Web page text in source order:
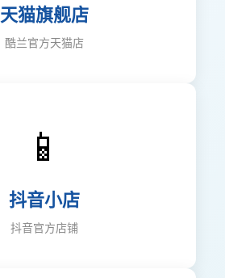
天猫旗舰店
酷兰官方天猫店
📱
抖音小店
抖音官方店铺